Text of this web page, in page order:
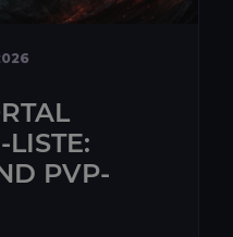
LISTE:
PVP-